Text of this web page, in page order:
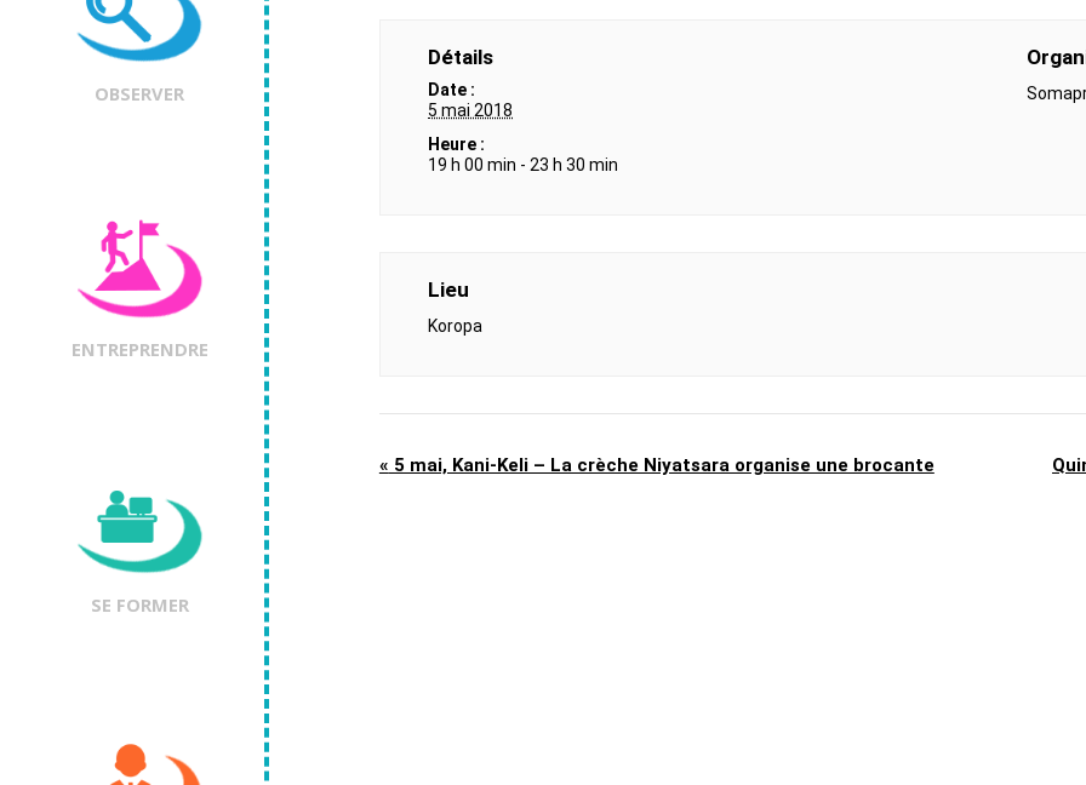
OBSERVER
ENTREPRENDRE
SE FORMER
Détails
Date :
5 mai 2018
Heure :
19 h 00 min - 23 h 30 min
Lieu
Koropa
« 5 mai, Kani-Keli – La crèche Niyatsara organise une brocante